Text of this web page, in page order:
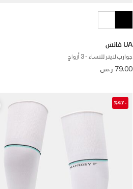
UA فانش
جوارب لاينر للنساء - 3 أزواج
79.00 ر.س
-%47